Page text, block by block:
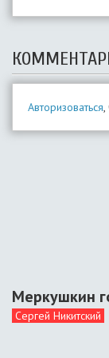
Авторизоваться,
Меркушкин
Сергей Никитский